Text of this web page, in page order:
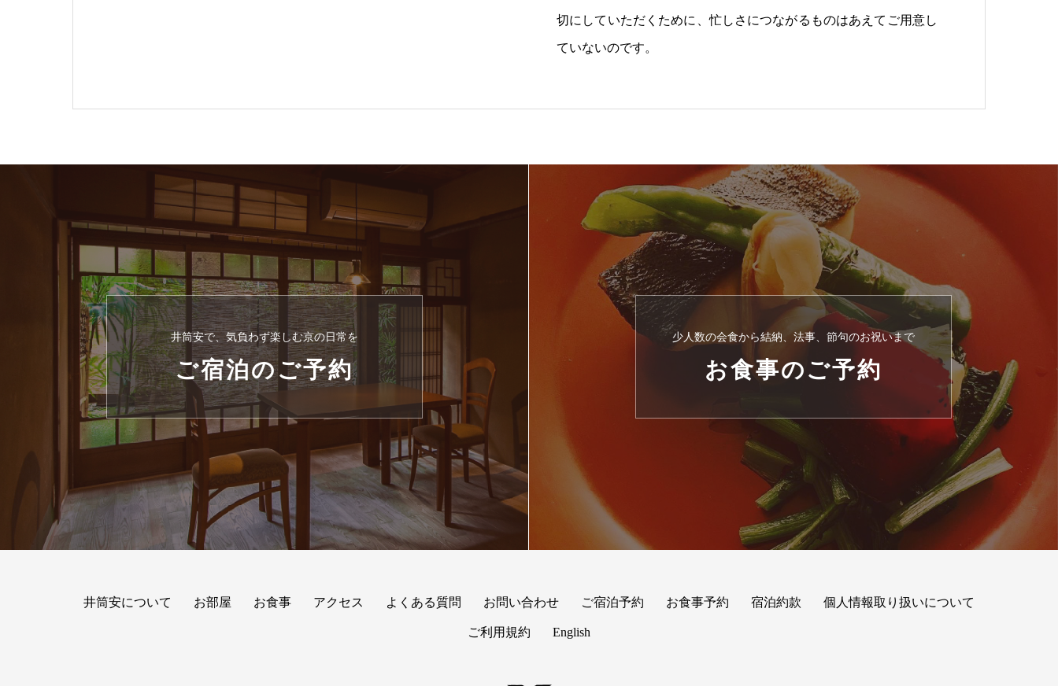
切にしていただくために、忙しさにつながるものはあえてご用意し
ていないのです。
井筒安で、気負わず楽しむ京の日常を
ご宿泊のご予約
少人数の会食から結納、法事、節句のお祝いまで
お食事のご予約
井筒安について お部屋 お食事 アクセス よくある質問 お問い合わせ ご宿泊予約 お食事予約 宿泊約款 個人情報取り扱いについて
ご利用規約 English